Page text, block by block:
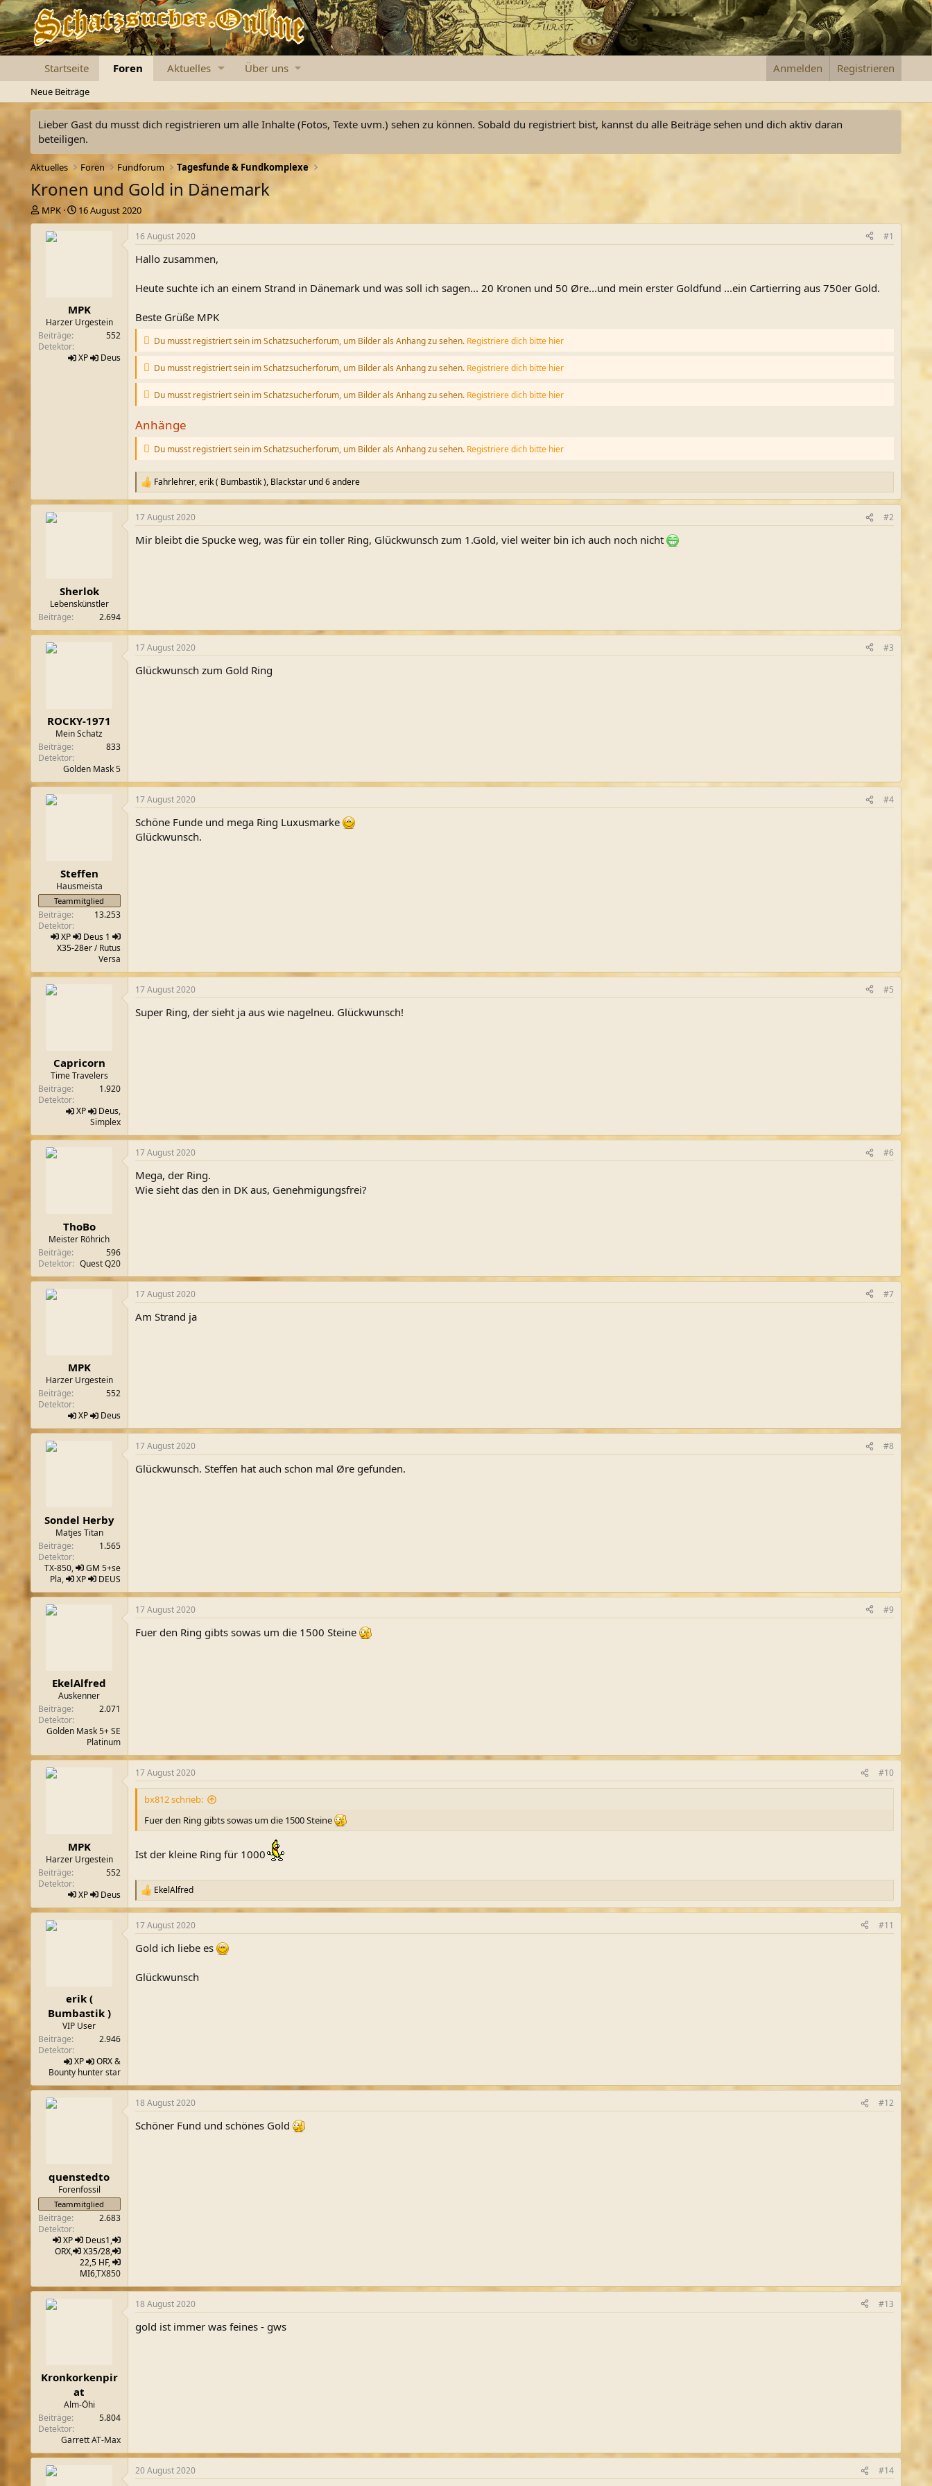
Startseite Foren Aktuelles Über uns Anmelden Registrieren
Neue Beiträge
Lieber Gast du musst dich registrieren um alle Inhalte (Fotos, Texte uvm.) sehen zu können. Sobald du registriert bist, kannst du alle Beiträge sehen und dich aktiv daran
beteiligen.
Aktuelles Foren Fundforum Tagesfunde & Fundkomplexe
Kronen und Gold in Dänemark
E
r
MPK
E
r
a
m
16 August 2020
MPK
Harzer Urgestein
Beiträge
552
Detektor
XP
Deus
16 August 2020 #1
Hallo zusammen,
Heute suchte ich an einem Strand in Dänemark und was soll ich sagen... 20 Kronen und 50 Øre...und mein erster Goldfund ...ein Cartierring aus 750er Gold.
Beste Grüße MPK
Du musst registriert sein im Schatzsucherforum, um Bilder als Anhang zu sehen. Registriere dich bitte hier
Du musst registriert sein im Schatzsucherforum, um Bilder als Anhang zu sehen. Registriere dich bitte hier
Du musst registriert sein im Schatzsucherforum, um Bilder als Anhang zu sehen. Registriere dich bitte hier
Anhänge
Du musst registriert sein im Schatzsucherforum, um Bilder als Anhang zu sehen. Registriere dich bitte hier
R
e
a
k
i
Fahrlehrer,erik ( Bumbastik ), Blackstarund 6 andere
Sherlok
Lebenskünstler
Beiträge
2.694
17 August 2020 #2
Mir bleibt die Spucke weg, was für ein toller Ring, Glückwunsch zum 1.Gold, viel weiter bin ich auch noch nicht
ROCKY-1971
Mein Schatz
Beiträge
833
Detektor
Golden Mask 5
17 August 2020 #3
Glückwunsch zum Gold Ring
Steffen
Hausmeista
Teammitglied
Beiträge
13.253
Detektor
XP
Deus 1
X35-28er/ Rutus
Versa
17 August 2020 #4
Schöne Funde und mega Ring Luxusmarke
Glückwunsch.
Capricorn
Time Travelers
Beiträge
1.920
Detektor
XP
Deus,
Simplex
17 August 2020 #5
Super Ring, der sieht ja aus wie nagelneu. Glückwunsch!
ThoBo
Meister Röhrich
Beiträge
596
Detektor
Quest Q20
17 August 2020 #6
Mega, der Ring.
Wie sieht das den in DK aus, Genehmigungsfrei?
MPK
Harzer Urgestein
Beiträge
552
Detektor
XP
Deus
17 August 2020 #7
Am Strand ja
Sondel Herby
Matjes Titan
Beiträge
1.565
Detektor
TX-850,
GM 5+se
Pla,
XP DEUS
17 August 2020 #8
Glückwunsch. Steffen hat auch schon mal Øre gefunden.
EkelAlfred
Auskenner
Beiträge
2.071
Detektor
Golden Mask 5+ SE
Platinum
17 August 2020 #9
Fuer den Ring gibts sowas um die 1500 Steine
MPK
Harzer Urgestein
Beiträge
552
Detektor
XP
Deus
17 August 2020 #10
bx812 schrieb:
Fuer den Ring gibts sowas um die 1500 Steine
Ist der kleine Ring für 1000
R
e
a
k
i
n
e
EkelAlfred
erik (
Bumbastik )
VIP User
Beiträge
2.946
Detektor
XP
ORX&
Bounty hunter star
17 August 2020 #11
Gold ich liebe es
Glückwunsch
quenstedto
Forenfossil
Teammitglied
Beiträge
2.683
Detektor
XP
Deus1,
ORX, X35/28,
22,5 HF,
MI6,TX850
18 August 2020 #12
Schöner Fund und schönes Gold
Kronkorkenpir
at
Alm-Öhi
Beiträge
5.804
Detektor
Garrett AT-Max
18 August 2020 #13
gold ist immer was feines - gws
20 August 2020 #14